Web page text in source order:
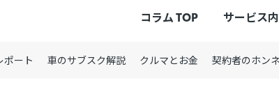
コラム TOP サービス
ポート 車のサブスク解説 クルマとお金 契約者のホンネ